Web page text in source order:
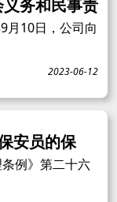
务和民事责
月10日，公司向
2023-06-12
安员的保
例》第二十六